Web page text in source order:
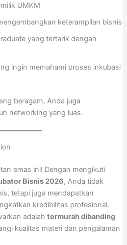
UMKM
keterampilan bisnis
yang tertarik dengan
ingin memahami proses inkubasi
beragam, Anda juga
networking yang luas.
emas ini! Dengan mengikuti
Bisnis 2026, Anda tidak
tetapi juga mendapatkan
kredibilitas profesional.
adalah termurah dibanding
kualitas materi dan pengalaman